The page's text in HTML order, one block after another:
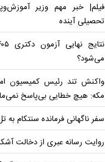
فیلم| خبر مهم وزیر
تحصیلی آینده
می‌شود؟
واکنش تند رئیس کمیسیون
مکه: هیچ خطایی بی‌پاسخ
سفر ناگهانی فرمانده سنتکام به
روایت رسانه عبری از دخالت